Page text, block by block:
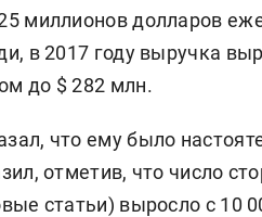
миллионов долларов
в 2017 году выручка
до $ 282 млн.
что ему было
отметив, что число
статьи) выросло с 10